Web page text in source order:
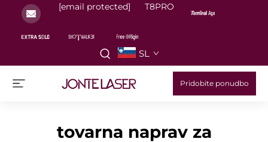
[email protected] T8PRO
SL
Pridobite ponudbo
tovarna naprav za